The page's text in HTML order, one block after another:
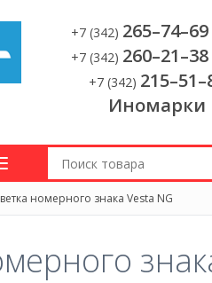
+7 (342)
+7 (342)
+7 (342)
Иномарки
номерного знака Vesta NG